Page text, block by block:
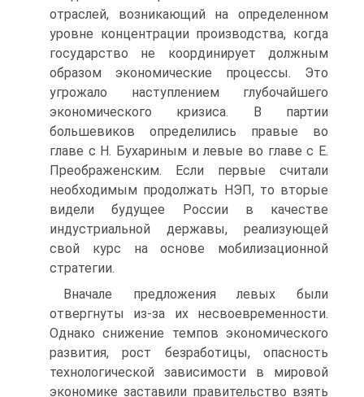
отраслей, возникающий на определенном
уровне концентрации производства, когда
государство не координирует должным
образом экономические процессы. Это
угрожало наступлением глубочайшего
экономического кризиса. В партии
большевиков определились правые во
главе с Н. Бухариным и левые во главе с Е.
Преображенским. Если первые считали
необходимым продолжать НЭП, то вторые
видели будущее России в качестве
индустриальной державы, реализующей
свой курс на основе мобилизационной
стратегии.
Вначале предложения левых были
отвергнуты из-за их несвоевременности.
Однако снижение темпов экономического
развития, рост безработицы, опасность
технологической зависимости в мировой
экономике заставили правительство взять